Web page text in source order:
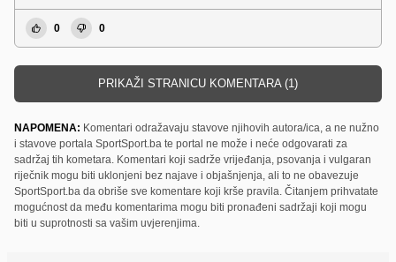
0 0
PRIKAŽI STRANICU KOMENTARA (1)
NAPOMENA: Komentari odražavaju stavove njihovih autora/ica, a ne nužno
i stavove portala SportSport.ba te portal ne može i neće odgovarati za
sadržaj tih kometara. Komentari koji sadrže vrijeđanja, psovanja i vulgaran
riječnik mogu biti uklonjeni bez najave i objašnjenja, ali to ne obavezuje
SportSport.ba da obriše sve komentare koji krše pravila. Čitanjem prihvatate
mogućnost da među komentarima mogu biti pronađeni sadržaji koji mogu
biti u suprotnosti sa vašim uvjerenjima.